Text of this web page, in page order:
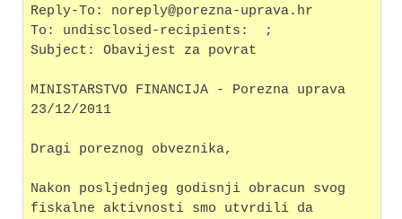
Reply-To: noreply@porezna-uprava.hr
To: undisclosed-recipients:  ;
Subject: Obavijest za povrat
MINISTARSTVO FINANCIJA - Porezna uprava
23/12/2011
Dragi poreznog obveznika,
Nakon posljednjeg godisnji obracun svog
fiskalne aktivnosti smo utvrdili da